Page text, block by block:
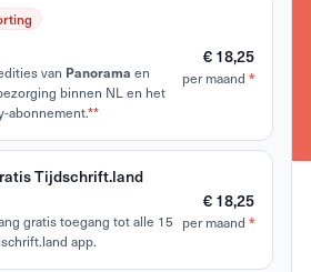
van Panorama en
binnen NL en het
abonnement.**
€ 18,25
per maand *
Tijdschrift.land
gratis toegang tot alle 15
app.
€ 18,25
per maand *